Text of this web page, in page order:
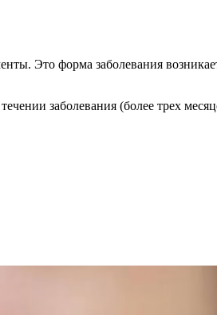
Это форма заболевания
заболевания (более трех